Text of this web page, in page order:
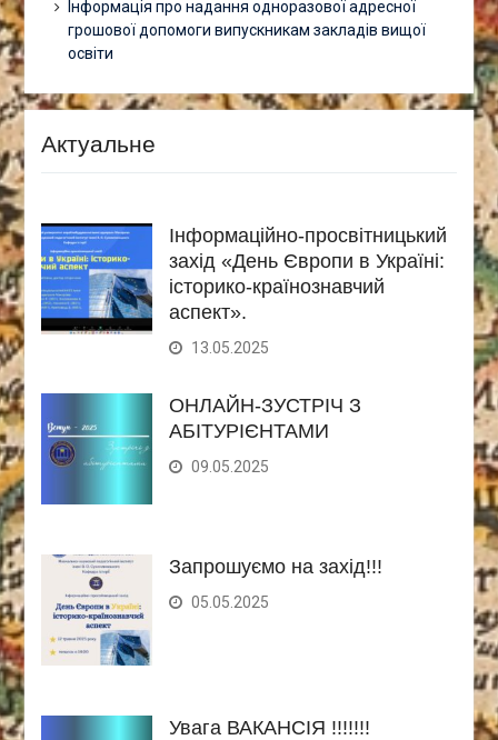
Інформація про надання одноразової адресної
грошової допомоги випускникам закладів вищої
освіти
Актуальне
Інформаційно-просвітницький
захід «День Європи в Україні:
історико-країнознавчий
аспект».
13.05.2025
ОНЛАЙН-ЗУСТРІЧ З
АБІТУРІЄНТАМИ
09.05.2025
Запрошуємо на захід!!!
05.05.2025
Увага ВАКАНСІЯ !!!!!!!